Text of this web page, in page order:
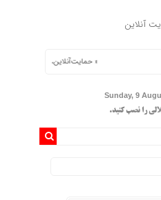
« حمایت‌آنلاین، حامی همه مردم ایران »
Sunday, 9
را نصب کنید.